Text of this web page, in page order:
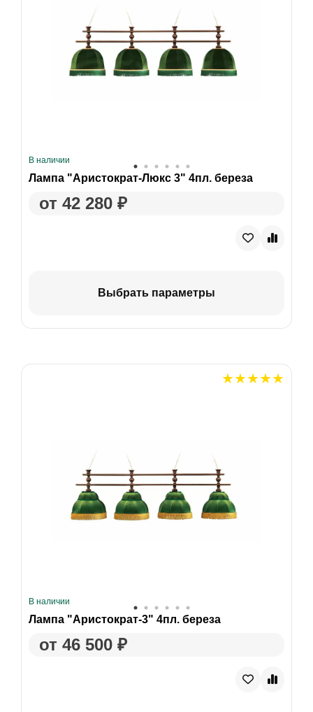
В наличии
Лампа "Аристократ-Люкс 3" 4пл. береза
от 42 280 ₽
Выбрать параметры
В наличии
Лампа "Аристократ-3" 4пл. береза
от 46 500 ₽